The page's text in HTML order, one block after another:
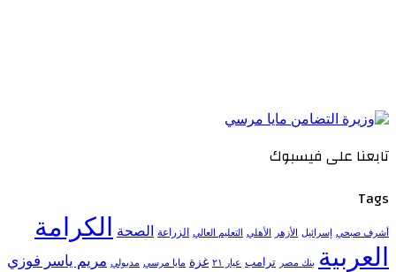
تابعنا على فيسبوك
Tags
أشرف صبحي إسرائيل الأزهر الأهلي التعليم العالي الزراعة الصحة
الكرامة
العربية
بنك مصر ترامب عيار ٢١ غزة مايا مرسي مدبولي مريم ياسر فوزي